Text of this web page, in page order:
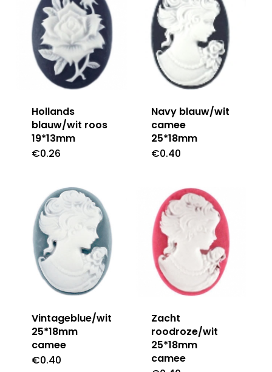
Hollands
blauw/wit roos
19*13mm
€0.26
Navy blauw/wit
camee
25*18mm
€0.40
Vintageblue/wit
25*18mm
camee
€0.40
Zacht
roodroze/wit
25*18mm
camee